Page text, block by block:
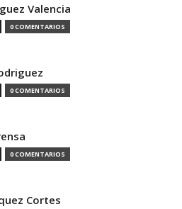
Valencia
0 COMENTARIOS
0 COMENTARIOS
0 COMENTARIOS
Cortes